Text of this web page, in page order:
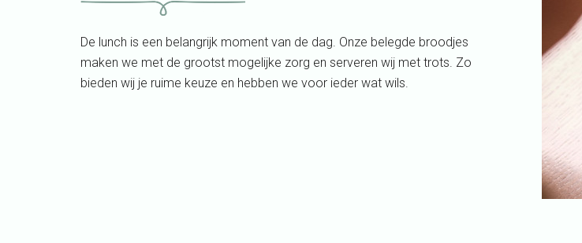
De lunch is een belangrijk moment van de dag. Onze belegde broodjes
maken we met de grootst mogelijke zorg en serveren wij met trots. Zo
bieden wij je ruime keuze en hebben we voor ieder wat wils.